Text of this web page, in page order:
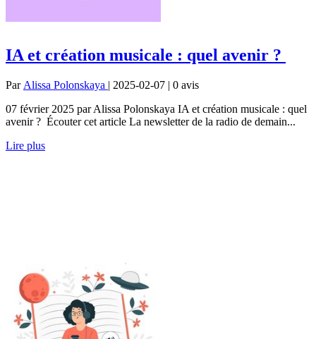
IA et création musicale : quel avenir ?
Par Alissa Polonskaya | 2025-02-07 | 0 avis
07 février 2025 par Alissa Polonskaya IA et création musicale : quel
avenir ? Écouter cet article La newsletter de la radio de demain...
Lire plus